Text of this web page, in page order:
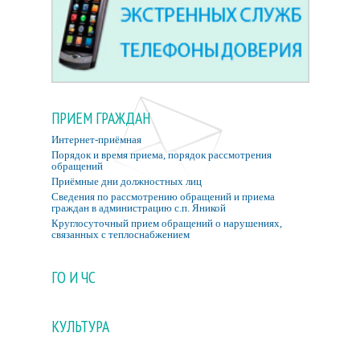
ПРИЕМ ГРАЖДАН
Интернет-приёмная
Порядок и время приема, порядок рассмотрения
обращений
Приёмные дни должностных лиц
Сведения по рассмотрению обращений и приема
граждан в администрацию с.п. Яникой
Круглосуточный прием обращений о нарушениях,
связанных с теплоснабжением
ГО И ЧС
КУЛЬТУРА